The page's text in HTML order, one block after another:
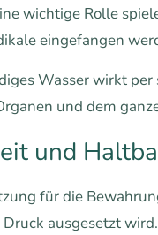
wichtige Rolle
eingefangen
Wasser wirkt
und dem
und
für die
ausgesetzt